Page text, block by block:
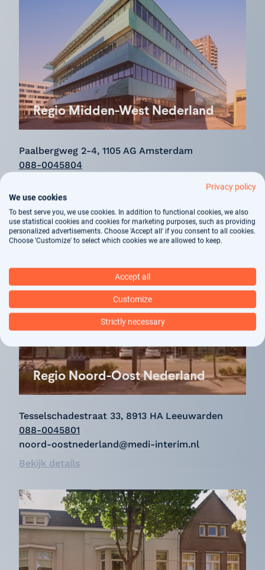
Regio Midden-West Nederland
Paalbergweg 2-4, 1105 AG Amsterdam
088-0045804
Bekijk details
Regio Noord-Oost Nederland
Tesselschadestraat 33, 8913 HA Leeuwarden
088-0045801
noord-oostnederland@medi-interim.nl
Bekijk details
Privacy policy
We use cookies
To best serve you, we use cookies. In addition to functional cookies, we also
use statistical cookies and cookies for marketing purposes, such as providing
personalized advertisements. Choose 'Accept all' if you consent to all cookies.
Choose 'Customize' to select which cookies we are allowed to keep.
Accept all
Customize
Strictly necessary